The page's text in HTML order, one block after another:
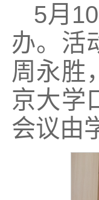
5月
办。活
周永胜
京大学
会议由